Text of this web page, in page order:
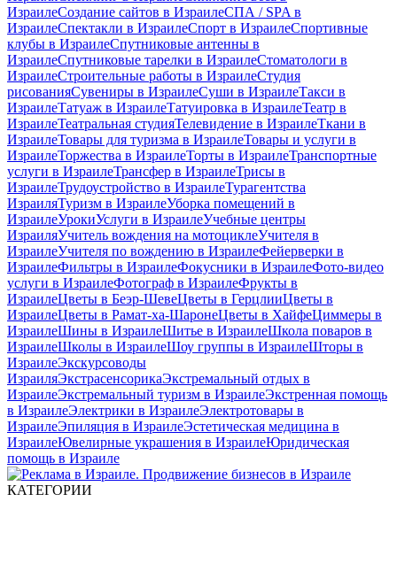
ИзраилеСоздание сайтов в ИзраилеСПА / SPA в
ИзраилеСпектакли в ИзраилеСпорт в ИзраилеСпортивные
клубы в ИзраилеСпутниковые антенны в
ИзраилеСпутниковые тарелки в ИзраилеСтоматологи в
ИзраилеСтроительные работы в ИзраилеСтудия
рисованияСувениры в ИзраилеСуши в ИзраилеТакси в
ИзраилеТатуаж в ИзраилеТатуировка в ИзраилеТеатр в
ИзраилеТеатральная студияТелевидение в ИзраилеТкани в
ИзраилеТовары для туризма в ИзраилеТовары и услуги в
ИзраилеТоржества в ИзраилеТорты в ИзраилеТранспортные
услуги в ИзраилеТрансфер в ИзраилеТрисы в
ИзраилеТрудоустройство в ИзраилеТурагентства
ИзраиляТуризм в ИзраилеУборка помещений в
ИзраилеУрокиУслуги в ИзраилеУчебные центры
ИзраиляУчитель вождения на мотоциклеУчителя в
ИзраилеУчителя по вождению в ИзраилеФейерверки в
ИзраилеФильтры в ИзраилеФокусники в ИзраилеФото-видео
услуги в ИзраилеФотограф в ИзраилеФрукты в
ИзраилеЦветы в Беэр-ШевеЦветы в ГерцлииЦветы в
ИзраилеЦветы в Рамат-ха-ШаронеЦветы в ХайфеЦиммеры в
ИзраилеШины в ИзраилеШитье в ИзраилеШкола поваров в
ИзраилеШколы в ИзраилеШоу группы в ИзраилеШторы в
ИзраилеЭкскурсоводы
ИзраиляЭкстрасенсорикаЭкстремальный отдых в
ИзраилеЭкстремальный туризм в ИзраилеЭкстренная помощь
в ИзраилеЭлектрики в ИзраилеЭлектротовары в
ИзраилеЭпиляция в ИзраилеЭстетическая медицина в
ИзраилеЮвелирные украшения в ИзраилеЮридическая
помощь в Израиле
КАТЕГОРИИ